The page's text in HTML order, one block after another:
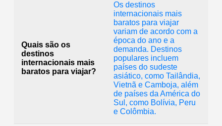
Quais são os
destinos
internacionais mais
baratos para viajar?
Os destinos
internacionais mais
baratos para viajar
variam de acordo com a
época do ano e a
demanda. Destinos
populares incluem
países do sudeste
asiático, como Tailândia,
Vietnã e Camboja, além
de países da América do
Sul, como Bolívia, Peru
e Colômbia.